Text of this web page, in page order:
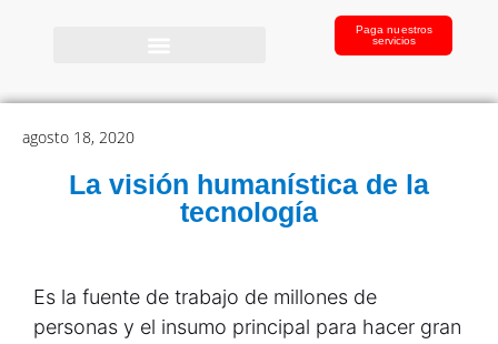
Paga nuestros
servicios
agosto 18, 2020
La visión humanística de la
tecnología
Es la fuente de trabajo de millones de
personas y el insumo principal para hacer gran